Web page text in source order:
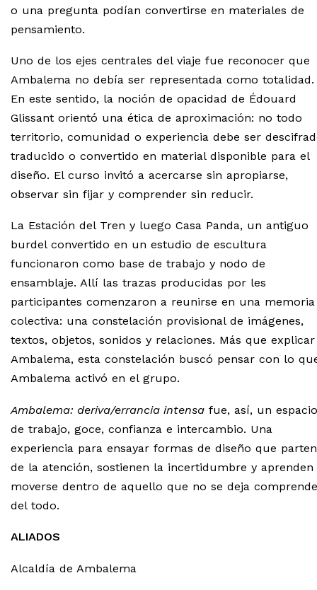
o una pregunta podían convertirse en materiales de
pensamiento.
Uno de los ejes centrales del viaje fue reconocer que
Ambalema no debía ser representada como totalidad.
En este sentido, la noción de opacidad de Édouard
Glissant orientó una ética de aproximación: no todo
territorio, comunidad o experiencia debe ser
traducido o convertido en material disponible para el
diseño. El curso invitó a acercarse sin apropiarse,
observar sin fijar y comprender sin reducir.
La Estación del Tren y luego Casa Panda, un antiguo
burdel convertido en un estudio de escultura
funcionaron como base de trabajo y nodo de
ensamblaje. Allí las trazas producidas por les
participantes comenzaron a reunirse en una memoria
colectiva: una constelación provisional de imágenes,
textos, objetos, sonidos y relaciones. Más que explicar
Ambalema, esta constelación buscó pensar con lo
Ambalema activó en el grupo.
Ambalema: deriva/errancia intensa fue, así, un espacio
de trabajo, goce, confianza e intercambio. Una
experiencia para ensayar formas de diseño que parten
de la atención, sostienen la incertidumbre y aprenden
moverse dentro de aquello que no se deja
del todo.
ALIADOS
Alcaldía de Ambalema